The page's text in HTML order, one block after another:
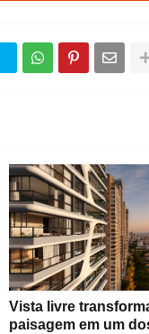
Vista livre
paisagem em um